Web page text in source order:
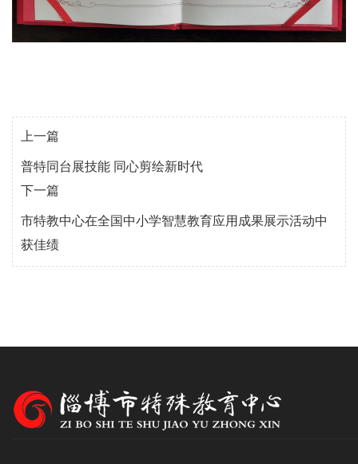
上一篇
普特同台展技能 同心剪绘新时代
下一篇
市特教中心在全国中小学智慧教育应用成果展示活动中
获佳绩